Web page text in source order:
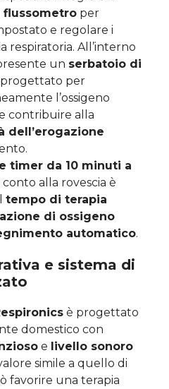
per
e regolare i
respiratoria. All’interno
un serbatoio di
progettato per
l’ossigeno
contribuire alla
dell’erogazione
timer da 10 minuti a
alla rovescia è
tempo di terapia
di ossigeno
automatico.
e sistema di
è progettato
domestico con
e livello sonoro
simile a quello di
favorire una terapia